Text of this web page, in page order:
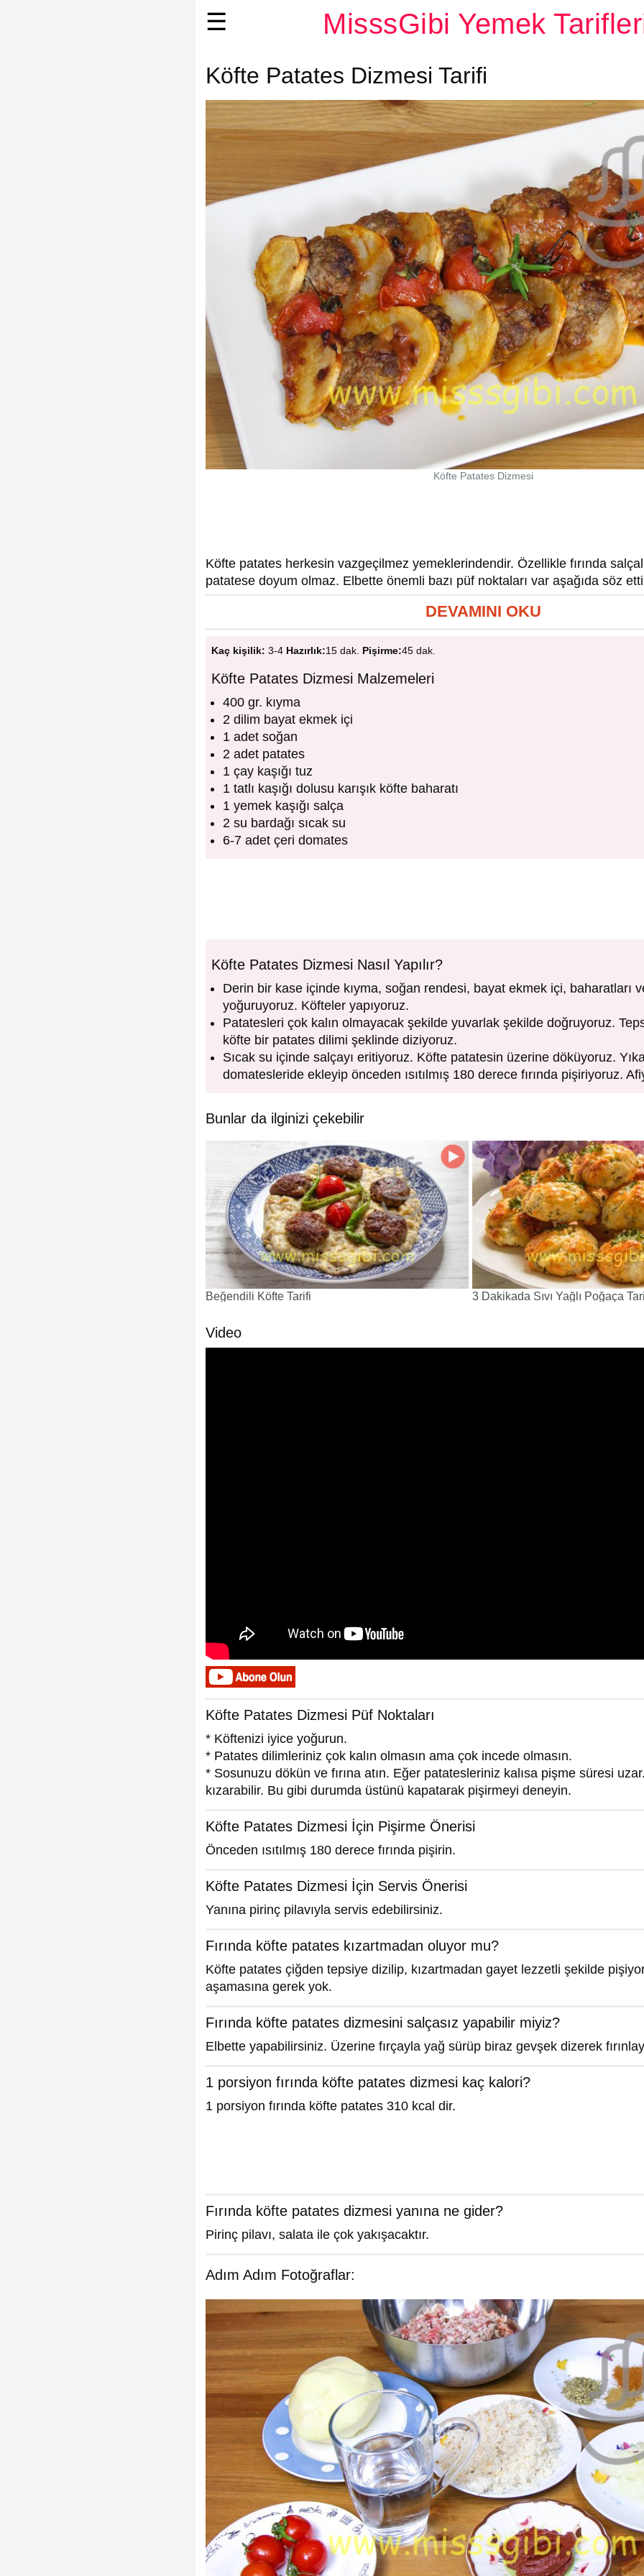
MisssGibi Yemek
☰
Köfte Patates Dizmesi Tarifi
Köfte Patates Dizmesi
Köfte patates herkesin vazgeçilmez yemeklerindendir. Özellikle fırında
patatese doyum olmaz. Elbette önemli bazı püf noktaları var aşağıda söz
DEVAMINI OKU
Kaç kişilik: 3-4 Hazırlık:15 dak. Pişirme:45 dak.
Köfte Patates Dizmesi Malzemeleri
400 gr. kıyma
2 dilim bayat ekmek içi
1 adet soğan
2 adet patates
1 çay kaşığı tuz
1 tatlı kaşığı dolusu karışık köfte baharatı
1 yemek kaşığı salça
2 su bardağı sıcak su
6-7 adet çeri domates
Köfte Patates Dizmesi Nasıl Yapılır?
Derin bir kase içinde kıyma, soğan rendesi, bayat ekmek içi, baharatları
yoğuruyoruz. Köfteler yapıyoruz.
Patatesleri çok kalın olmayacak şekilde yuvarlak şekilde doğruyoruz.
köfte bir patates dilimi şeklinde diziyoruz.
Sıcak su içinde salçayı eritiyoruz. Köfte patatesin üzerine döküyoruz.
domatesleride ekleyip önceden ısıtılmış 180 derece fırında pişiriyoruz.
Bunlar da ilginizi çekebilir
Beğendili Köfte Tarifi 3 Dakikada Sıvı Yağlı Poğaça
Video
Köfte Patates Dizmesi Püf Noktaları
* Köftenizi iyice yoğurun.
* Patates dilimleriniz çok kalın olmasın ama çok incede olmasın.
* Sosunuzu dökün ve fırına atın. Eğer patatesleriniz kalısa pişme süresi
kızarabilir. Bu gibi durumda üstünü kapatarak pişirmeyi deneyin.
Köfte Patates Dizmesi İçin Pişirme Önerisi
Önceden ısıtılmış 180 derece fırında pişirin.
Köfte Patates Dizmesi İçin Servis Önerisi
Yanına pirinç pilavıyla servis edebilirsiniz.
Fırında köfte patates kızartmadan oluyor mu?
Köfte patates çiğden tepsiye dizilip, kızartmadan gayet lezzetli şekilde
aşamasına gerek yok.
Fırında köfte patates dizmesini salçasız yapabilir miyiz?
Elbette yapabilirsiniz. Üzerine fırçayla yağ sürüp biraz gevşek dizerek
1 porsiyon fırında köfte patates dizmesi kaç kalori?
1 porsiyon fırında köfte patates 310 kcal dir.
Fırında köfte patates dizmesi yanına ne gider?
Pirinç pilavı, salata ile çok yakışacaktır.
Adım Adım Fotoğraflar: